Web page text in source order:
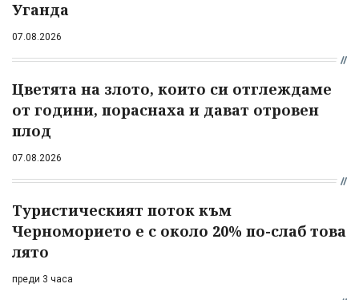
Уганда
07.08.2026
Цветята на злото, които си отглеждаме
от години, пораснаха и дават отровен
плод
07.08.2026
Туристическият поток към
Черноморието е с около 20% по-слаб това
лято
преди 3 часа